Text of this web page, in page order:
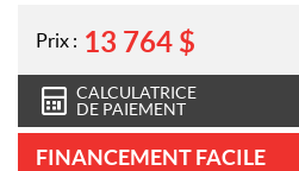
Prix : 13 764 $
CALCULATRICE
DE PAIEMENT
FINANCEMENT FACILE